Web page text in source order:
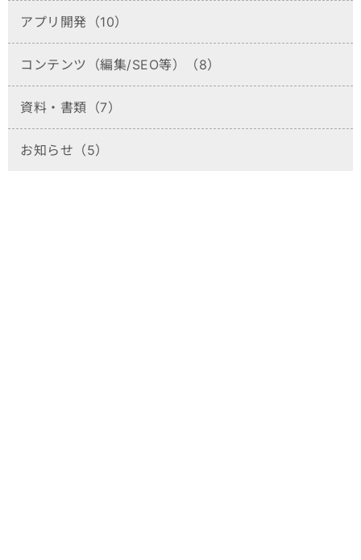
アプリ開発（10）
コンテンツ（編集/SEO等）（8）
資料・書類（7）
お知らせ（5）